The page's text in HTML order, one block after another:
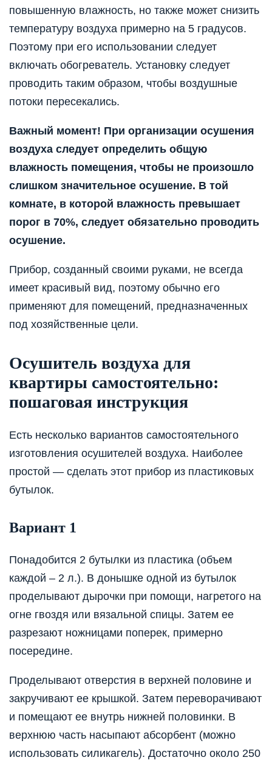
повышенную влажность, но также может снизить
температуру воздуха примерно на 5 градусов.
Поэтому при его использовании следует
включать обогреватель. Установку следует
проводить таким образом, чтобы воздушные
потоки пересекались.
Важный момент! При организации осушения
воздуха следует определить общую
влажность помещения, чтобы не произошло
слишком значительное осушение. В той
комнате, в которой влажность превышает
порог в 70%, следует обязательно проводить
осушение.
Прибор, созданный своими руками, не всегда
имеет красивый вид, поэтому обычно его
применяют для помещений, предназначенных
под хозяйственные цели.
Осушитель воздуха для
квартиры самостоятельно:
пошаговая инструкция
Есть несколько вариантов самостоятельного
изготовления осушителей воздуха. Наиболее
простой — сделать этот прибор из пластиковых
бутылок.
Вариант 1
Понадобится 2 бутылки из пластика (объем
каждой – 2 л.). В донышке одной из бутылок
проделывают дырочки при помощи, нагретого на
огне гвоздя или вязальной спицы. Затем ее
разрезают ножницами поперек, примерно
посередине.
Проделывают отверстия в верхней половине и
закручивают ее крышкой. Затем переворачивают
и помещают ее внутрь нижней половинки. В
верхнюю часть насыпают абсорбент (можно
использовать силикагель). Достаточно около 250